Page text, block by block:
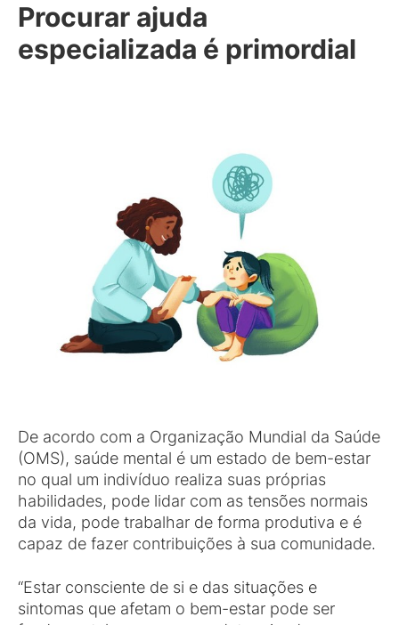
Procurar ajuda
especializada é primordial
De acordo com a Organização Mundial da Saúde
(OMS), saúde mental é um estado de bem-estar
no qual um indivíduo realiza suas próprias
habilidades, pode lidar com as tensões normais
da vida, pode trabalhar de forma produtiva e é
capaz de fazer contribuições à sua comunidade.
“Estar consciente de si e das situações e
sintomas que afetam o bem-estar pode ser